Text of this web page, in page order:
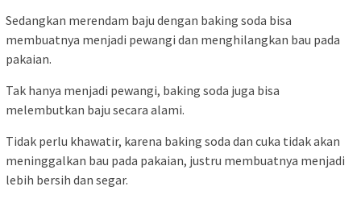
Sedangkan merendam baju dengan baking soda bisa
membuatnya menjadi pewangi dan menghilangkan bau pada
pakaian.
Tak hanya menjadi pewangi, baking soda juga bisa
melembutkan baju secara alami.
Tidak perlu khawatir, karena baking soda dan cuka tidak akan
meninggalkan bau pada pakaian, justru membuatnya menjadi
lebih bersih dan segar.